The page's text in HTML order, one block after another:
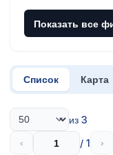
Показать все
Список Карта
из 3
‹ / 1 ›